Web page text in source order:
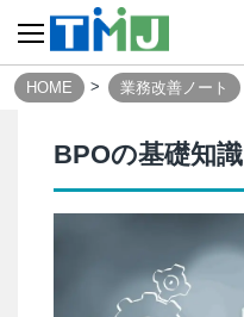
HOME 業務改善ノート
BPOの基礎知識